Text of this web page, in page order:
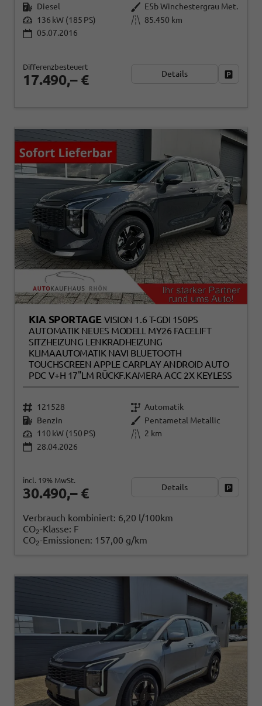
Diesel
E5b Winchestergrau Met.
136 kW (185 PS)
85.450 km
05.07.2016
17.490,– €
Differenzbesteuert
Details
KIA SPORTAGE VISION 1.6 T-GDI 150PS
AUTOMATIK NEUES MODELL MY26 FACELIFT
SITZHEIZUNG LENKRADHEIZUNG
KLIMAAUTOMATIK NAVI BLUETOOTH
TOUCHSCREEN APPLE CARPLAY ANDROID AUTO
PDC V+H 17"LM RÜCKF.KAMERA ACC 2X KEYLESS
121528
Automatik
Benzin
Pentametal Metallic
110 kW (150 PS)
2 km
28.04.2026
30.490,– €
incl. 19% MwSt.
Details
Verbrauch kombiniert: 6,20 l/100km
CO2-Klasse: F
CO2-Emissionen: 157,00 g/km